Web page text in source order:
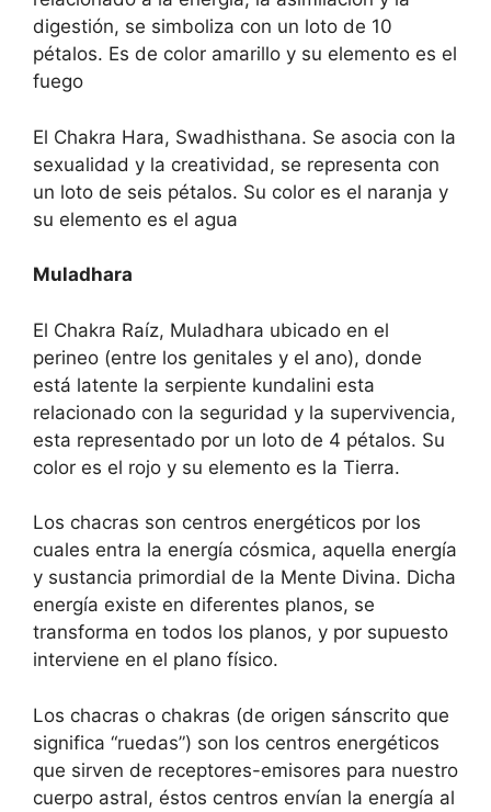
digestión, se simboliza con un loto de 10
pétalos. Es de color amarillo y su elemento es el
fuego
El Chakra Hara, Swadhisthana. Se asocia con la
sexualidad y la creatividad, se representa con
un loto de seis pétalos. Su color es el naranja y
su elemento es el agua
Muladhara
El Chakra Raíz, Muladhara ubicado en el
perineo (entre los genitales y el ano), donde
está latente la serpiente kundalini esta
relacionado con la seguridad y la supervivencia,
esta representado por un loto de 4 pétalos. Su
color es el rojo y su elemento es la Tierra.
Los chacras son centros energéticos por los
cuales entra la energía cósmica, aquella energía
y sustancia primordial de la Mente Divina. Dicha
energía existe en diferentes planos, se
transforma en todos los planos, y por supuesto
interviene en el plano físico.
Los chacras o chakras (de origen sánscrito que
significa “ruedas”) son los centros energéticos
que sirven de receptores-emisores para nuestro
cuerpo astral, éstos centros envían la energía al